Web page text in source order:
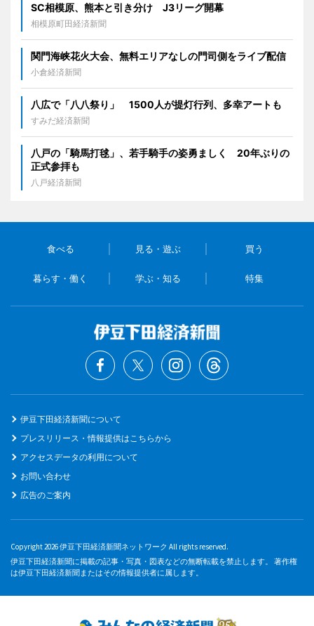
SC相模原、熊本と引き分け J3リーグ開幕
相模原町田経済新聞
関門海峡花火大会、無料エリアなしの門司側をライブ配信
小倉経済新聞
八広で「八八祭り」 1500人が提灯行列、多幸アートも
すみだ経済新聞
八戸の「騎馬打毬」、若手騎手の姿勇ましく 20年ぶりの
正式参拝も
八戸経済新聞
食べる 見る・遊ぶ 買う
暮らす・働く 学ぶ・知る 特集
伊豆下田経済新聞について
プレスリリース・情報提供はこちらから
アクセスデータの利用について
お問い合わせ
広告のご案内
Copyright 2026 伊豆下田経済新聞ネットワーク All rights reserved.
伊豆下田経済新聞に掲載の記事・写真・図表などの無断転載を禁止します。 著作権
は伊豆下田経済新聞またはその情報提供者に属します。